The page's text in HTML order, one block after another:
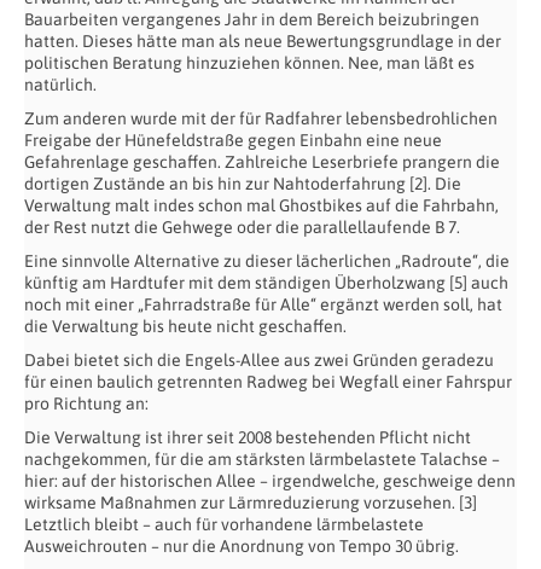
Bauarbeiten vergangenes Jahr in dem Bereich beizubringen
hatten. Dieses hätte man als neue Bewertungsgrundlage in der
politischen Beratung hinzuziehen können. Nee, man läßt es
natürlich.
Zum anderen wurde mit der für Radfahrer lebensbedrohlichen
Freigabe der Hünefeldstraße gegen Einbahn eine neue
Gefahrenlage geschaffen. Zahlreiche Leserbriefe prangern die
dortigen Zustände an bis hin zur Nahtoderfahrung [2]. Die
Verwaltung malt indes schon mal Ghostbikes auf die Fahrbahn,
der Rest nutzt die Gehwege oder die parallellaufende B 7.
Eine sinnvolle Alternative zu dieser lächerlichen „Radroute“, die
künftig am Hardtufer mit dem ständigen Überholzwang [5] auch
noch mit einer „Fahrradstraße für Alle“ ergänzt werden soll, hat
die Verwaltung bis heute nicht geschaffen.
Dabei bietet sich die Engels-Allee aus zwei Gründen geradezu
für einen baulich getrennten Radweg bei Wegfall einer Fahrspur
pro Richtung an:
Die Verwaltung ist ihrer seit 2008 bestehenden Pflicht nicht
nachgekommen, für die am stärksten lärmbelastete Talachse –
hier: auf der historischen Allee – irgendwelche, geschweige denn
wirksame Maßnahmen zur Lärmreduzierung vorzusehen. [3]
Letztlich bleibt – auch für vorhandene lärmbelastete
Ausweichrouten – nur die Anordnung von Tempo 30 übrig.